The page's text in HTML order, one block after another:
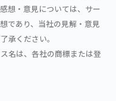
想・意見については、サー
であり、当社の見解・意見
承ください。
名は、各社の商標または登